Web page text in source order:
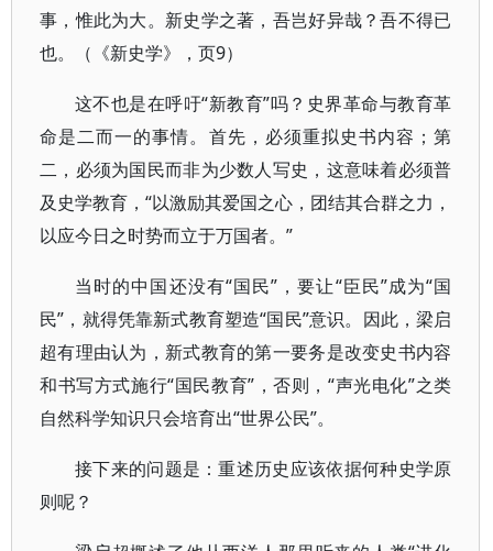
事，惟此为大。新史学之著，吾岂好异哉？吾不得已
也。（《新史学》，页9）
这不也是在呼吁“新教育”吗？史界革命与教育革
命是二而一的事情。首先，必须重拟史书内容；第
二，必须为国民而非为少数人写史，这意味着必须普
及史学教育，“以激励其爱国之心，团结其合群之力，
以应今日之时势而立于万国者。”
当时的中国还没有“国民”，要让“臣民”成为“国
民”，就得凭靠新式教育塑造“国民”意识。因此，梁启
超有理由认为，新式教育的第一要务是改变史书内容
和书写方式施行“国民教育”，否则，“声光电化”之类
自然科学知识只会培育出“世界公民”。
接下来的问题是：重述历史应该依据何种史学原
则呢？